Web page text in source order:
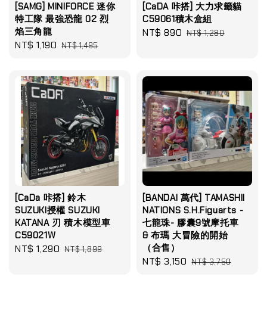
[SAMG] MINIFORCE 迷你
特工隊 最強恐龍 02 烈
焰三角龍
Sale
NT$ 1,190 Regular
NT$ 1,495
[CaDA 咔搭] 大力求籤貓
C59061積木盒組
Sale
NT$ 890 Regular
NT$ 1,280
[CaDa 咔搭] 鈴木
SUZUKI授權 SUZUKI
KATANA 刃 積木模型車
C59021W
Sale
NT$ 1,290 Regular
NT$ 1,899
[BANDAI 萬代] TAMASHII
NATIONS S.H.Figuarts -
七龍珠- 膠囊9號摩托車
& 布瑪 大冒險的開始
（合售）
Sale
NT$ 3,150 Regular
NT$ 3,750